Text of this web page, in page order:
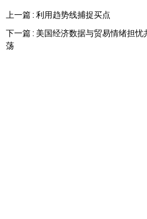
上一篇 : 利用趋势线捕捉买点
下一篇 : 美国经济数据与贸易情绪担
荡